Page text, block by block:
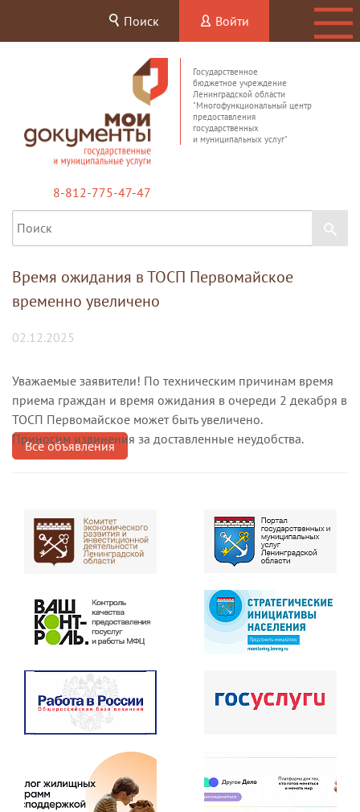
Поиск Войти
Государственное
бюджетное учреждение
Ленинградской области
"Многофункциональный центр
предоставления
государственных
и муниципальных услуг"
8-812-775-47-47
Время ожидания в ТОСП Первомайское
временно увеличено
02.12.2025
Уважаемые заявители! По техническим причинам время
приема граждан и время ожидания в очереди 2 декабря в
ТОСП Первомайское может быть увеличено.
Приносим извинения за доставленные неудобства.
Все объявления